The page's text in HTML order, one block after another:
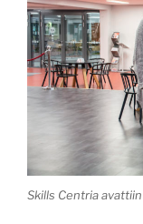
Skills Centria